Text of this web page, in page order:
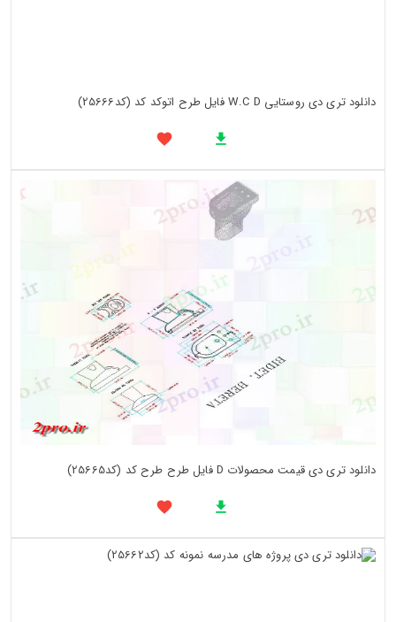
دانلود تری دی روستایی W.C D فایل طرح اتوکد کد (کد25666)
دانلود تری دی قیمت محصولات D فایل طرح طرح کد (کد25665)